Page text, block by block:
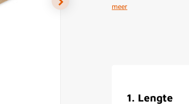
meer
1. Lengte